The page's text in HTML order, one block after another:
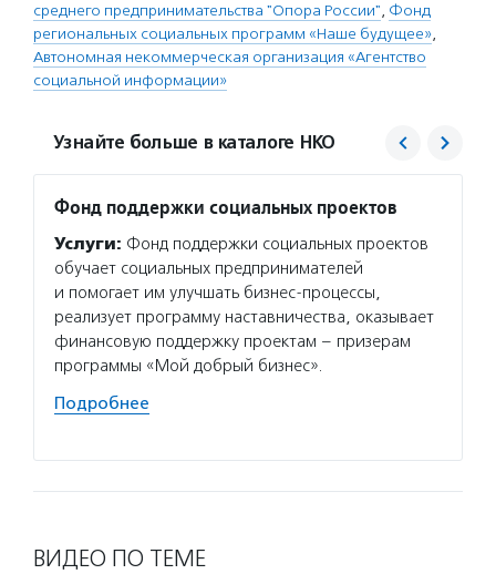
среднего предпринимательства "Опора России", Фонд
региональных социальных программ «Наше будущее»,
Автономная некоммерческая организация «Агентство
социальной информации»
Узнайте больше в каталоге НКО
Фонд поддержки социальных проектов
Услуги: Фонд поддержки социальных проектов
обучает социальных предпринимателей
и помогает им улучшать бизнес-процессы,
реализует программу наставничества, оказывает
финансовую поддержку проектам – призерам
программы «Мой добрый бизнес».
Подробнее
ВИДЕО ПО ТЕМЕ